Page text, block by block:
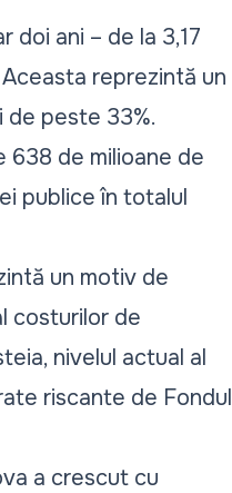
ani – de la 3,17
reprezintă un
de peste 33%.
de milioane de
publice în totalul
un motiv de
costurilor de
nivelul actual al
riscante de Fondul
a crescut cu